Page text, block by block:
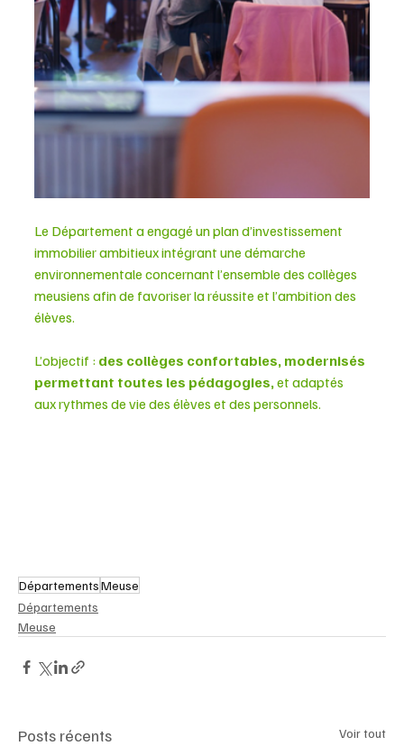
Le Département a engagé un plan d’investissement
immobilier ambitieux intégrant une démarche
environnementale concernant l’ensemble des collèges
meusiens afin de favoriser la réussite et l’ambition des
élèves.
L’objectif : des collèges confortables, modernisés
permettant toutes les pédagogies, et adaptés
aux rythmes de vie des élèves et des personnels.
DépartementsMeuse
Départements
Meuse
Posts récents Voir tout